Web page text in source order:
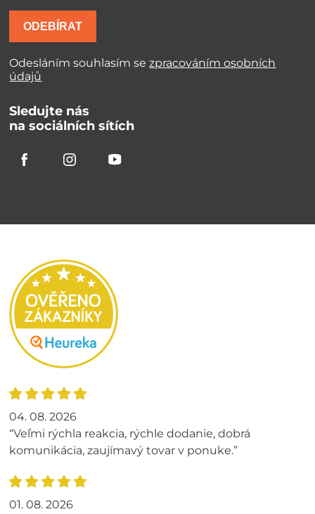
ODEBÍRAT
Odesláním souhlasím sezpracováním osobních
údajů
Sledujte nás
na sociálních sítích
04. 08. 2026
“Veľmi rýchla reakcia, rýchle dodanie, dobrá
komunikácia, zaujímavý tovar v ponuke.”
01. 08. 2026